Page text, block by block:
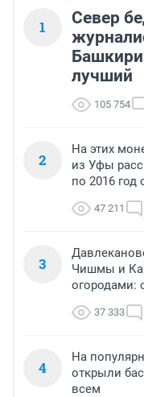
1
Север
лучший
105 754
2
На этих
из Уфы
по 2016
47 211
3
Чишмы и
огородами:
37 333
4
На
открыли
всем